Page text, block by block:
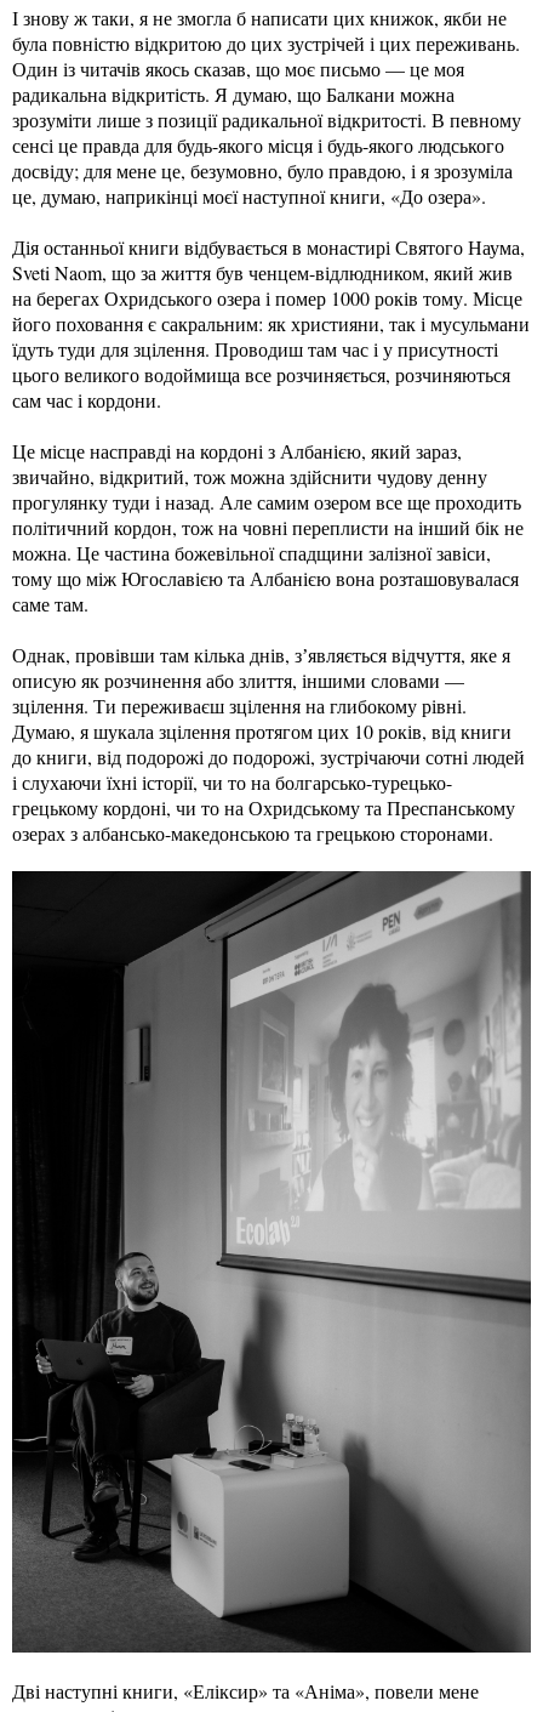
І знову ж таки, я не змогла б написати цих книжок, якби не
була повністю відкритою до цих зустрічей і цих переживань.
Один із читачів якось сказав, що моє письмо — це моя
радикальна відкритість. Я думаю, що Балкани можна
зрозуміти лише з позиції радикальної відкритості. В певному
сенсі це правда для будь-якого місця і будь-якого людського
досвіду; для мене це, безумовно, було правдою, і я зрозуміла
це, думаю, наприкінці моєї наступної книги, «До озера».
Дія останньої книги відбувається в монастирі Святого Наума,
Sveti Naom, що за життя був ченцем-відлюдником, який жив
на берегах Охридського озера і помер 1000 років тому. Місце
його поховання є сакральним: як християни, так і мусульмани
їдуть туди для зцілення. Проводиш там час і у присутності
цього великого водоймища все розчиняється, розчиняються
сам час і кордони.
Це місце насправді на кордоні з Албанією, який зараз,
звичайно, відкритий, тож можна здійснити чудову денну
прогулянку туди і назад. Але самим озером все ще проходить
політичний кордон, тож на човні переплисти на інший бік не
можна. Це частина божевільної спадщини залізної завіси,
тому що між Югославією та Албанією вона розташовувалася
саме там.
Однак, провівши там кілька днів, зʼявляється відчуття, яке я
описую як розчинення або злиття, іншими словами —
зцілення. Ти переживаєш зцілення на глибокому рівні.
Думаю, я шукала зцілення протягом цих 10 років, від книги
до книги, від подорожі до подорожі, зустрічаючи сотні людей
і слухаючи їхні історії, чи то на болгарсько-турецько-
грецькому кордоні, чи то на Охридському та Преспанському
озерах з албансько-македонською та грецькою сторонами.
Дві наступні книги, «Еліксир» та «Аніма», повели мене